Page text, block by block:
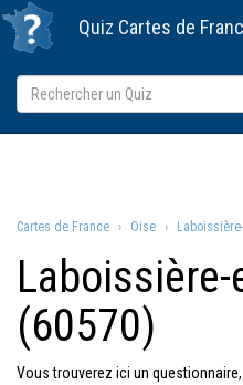
Quiz Cartes de
Cartes de France Oise
Laboissière-
(60570)
Vous trouverez ici un